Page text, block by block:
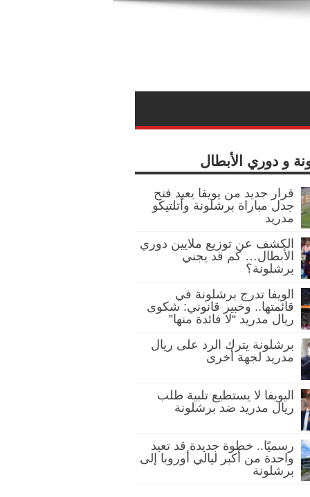
و دوري الأبطال
قرار جديد من يويفا يعيد فتح
جدل مباراة برشلونة وأتلتيكو
مدريد
الكشف عن توزيع ملايين دوري
الأبطال… كم قد يجني
برشلونة؟
الويفا تدرج برشلونة في
قائمتها.. وخبير قانوني: شكوى
ريال مدريد “لا فائدة منها”
برشلونة يترك الرد على ريال
مدريد لجهة أخرى
اليويفا لا يستطيع تلبية طلب
ريال مدريد ضد برشلونة
رسميًا.. خطوة جديدة قد تعيد
واحدة من أكبر ليالي أوروبا إلى
برشلونة